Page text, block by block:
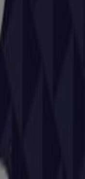
Tiendeo, donde
del sector de
tienda física está
de calidad
el
actualizada
apertura, las ofertas
tienda en
los últimos
descubrir las
grandes
Motos y